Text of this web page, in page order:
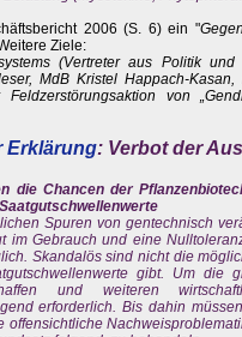
2006 (S. 6) ein "
Ziele:
(Vertreter aus Politik
MdB Kristel Happach-Kasan,
von
Erklärung: Verbot der
die Chancen der
Spuren von gentechnisch
im Gebrauch und eine
Skandalös sind nicht die
gibt. Um die
und weiteren
erforderlich. Bis dahin